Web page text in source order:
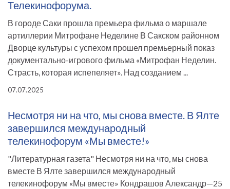
Телекинофорума.
В городе Саки прошла премьера фильма о маршале
артиллерии Митрофане Неделине В Сакском районном
Дворце культуры с успехом прошел премьерный показ
документально-игрового фильма «Митрофан Неделин.
Страсть, которая испепеляет». Над созданием ...
07.07.2025
Несмотря ни на что, мы снова вместе. В Ялте
завершился международный
телекинофорум «Мы вместе!»
"Литературная газета" Несмотря ни на что, мы снова
вместе В Ялте завершился международный
телекинофорум «Мы вместе» Кондрашов Александр—25